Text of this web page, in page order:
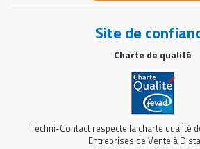
Site de
Charte de qualité
Techni-Contact respecte la charte qualité
Entreprises de Vente à